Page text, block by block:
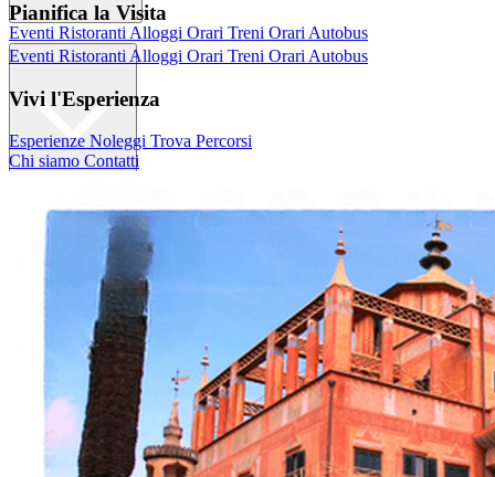
Eventi Ristoranti Alloggi Orari Treni Orari Autobus
Chi siamoContatti
Italiano English Français Deutsch Español
Menu
Pianifica la Visita
Eventi Ristoranti Alloggi Orari Treni Orari Autobus
Vivi l'Esperienza
Esperienze Noleggi Trova Percorsi
Chi siamo Contatti